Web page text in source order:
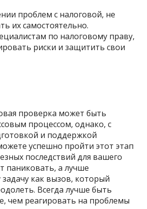
проблем с налоговой, не
их самостоятельно.
по налоговому праву,
риски и защитить свои
проверка может быть
процессом, однако, с
и поддержкой
успешно пройти этот этап
последствий для вашего
паниковать, а лучше
задачу как вызов, который
Всегда лучше быть
чем реагировать на проблемы